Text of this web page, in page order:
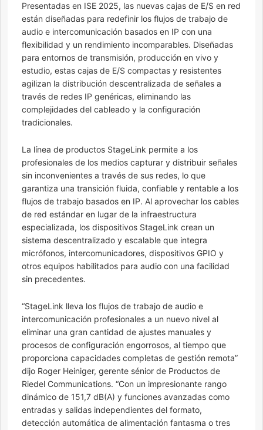
Presentadas en ISE 2025, las nuevas cajas de E/S en red
están diseñadas para redefinir los flujos de trabajo de
audio e intercomunicación basados ​​en IP con una
flexibilidad y un rendimiento incomparables. Diseñadas
para entornos de transmisión, producción en vivo y
estudio, estas cajas de E/S compactas y resistentes
agilizan la distribución descentralizada de señales a
través de redes IP genéricas, eliminando las
complejidades del cableado y la configuración
tradicionales.
La línea de productos StageLink permite a los
profesionales de los medios capturar y distribuir señales
sin inconvenientes a través de sus redes, lo que
garantiza una transición fluida, confiable y rentable a los
flujos de trabajo basados ​​en IP. Al aprovechar los cables
de red estándar en lugar de la infraestructura
especializada, los dispositivos StageLink crean un
sistema descentralizado y escalable que integra
micrófonos, intercomunicadores, dispositivos GPIO y
otros equipos habilitados para audio con una facilidad
sin precedentes.
“StageLink lleva los flujos de trabajo de audio e
intercomunicación profesionales a un nuevo nivel al
eliminar una gran cantidad de ajustes manuales y
procesos de configuración engorrosos, al tiempo que
proporciona capacidades completas de gestión remota”
dijo Roger Heiniger, gerente sénior de Productos de
Riedel Communications. “Con un impresionante rango
dinámico de 151,7 dB(A) y funciones avanzadas como
entradas y salidas independientes del formato,
detección automática de alimentación fantasma o tres